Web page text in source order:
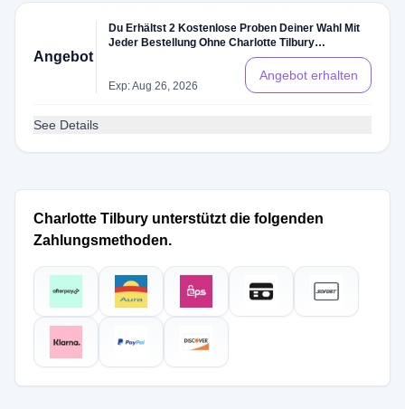
Angebot
Du Erhältst 2 Kostenlose Proben Deiner Wahl Mit
Jeder Bestellung Ohne Charlotte Tilbury
Exp: Aug 26, 2026
Angebot erhalten
See Details
Charlotte Tilbury unterstützt die folgenden
Zahlungsmethoden.